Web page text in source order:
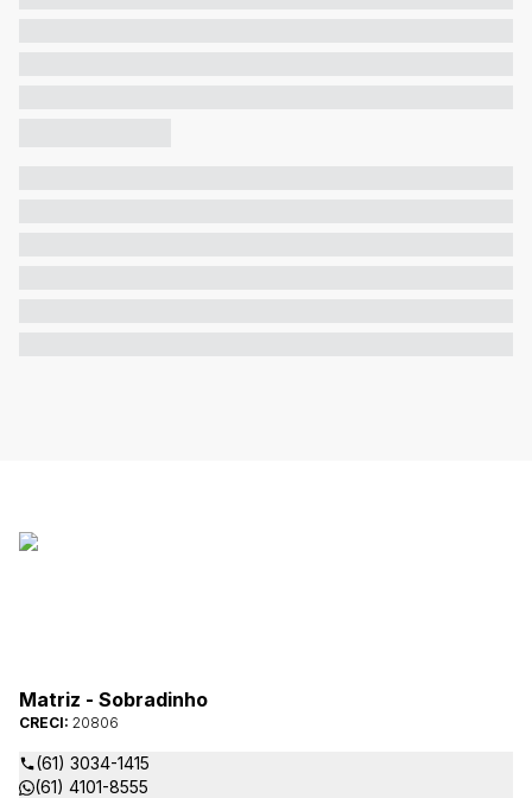
Matriz - Sobradinho
CRECI: 20806
(61) 3034-1415
(61) 4101-8555